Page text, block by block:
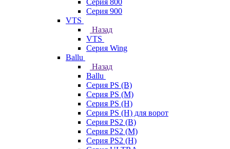
Серия 800
Серия 900
VTS
Назад
VTS
Серия Wing
Ballu
Назад
Ballu
Серия PS (B)
Серия PS (M)
Серия PS (H)
Серия PS (H) для ворот
Серия PS2 (B)
Серия PS2 (M)
Серия PS2 (H)